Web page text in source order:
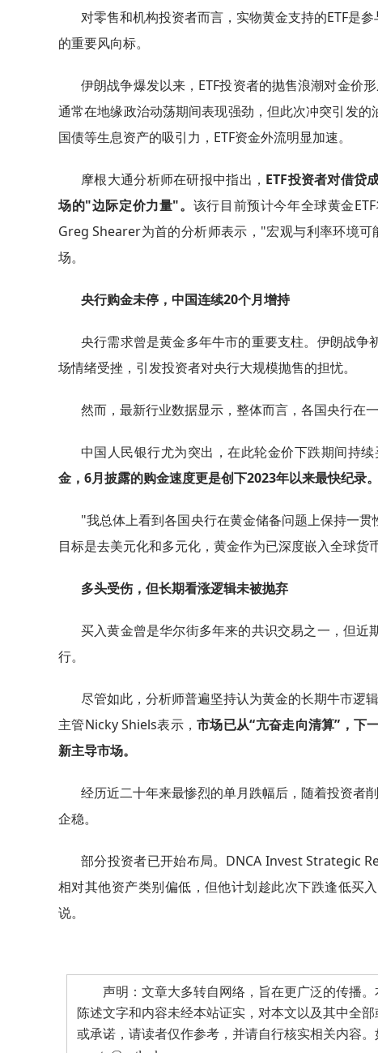
对零售和机构投资者而言，实物黄金支持的ETF是
的重要风向标。
伊朗战争爆发以来，ETF投资者的抛售浪潮对金价
通常在地缘政治动荡期间表现强劲，但此次冲突引发
国债等生息资产的吸引力，ETF资金外流明显加速。
摩根大通分析师在研报中指出， ETF投资者对借贷
场的"边际定价力量"。 该行目前预计今年全球黄金
Greg Shearer为首的分析师表示，"宏观与利率环境
场。
央行购金未停，中国连续20个月增持
央行需求曾是黄金多年牛市的重要支柱。伊朗战
场情绪受挫，引发投资者对央行大规模抛售的担忧。
然而，最新行业数据显示，整体而言，各国央行在
中国人民银行尤为突出，在此轮金价下跌期间持
金，6月披露的购金速度更是创下2023年以来最快纪录。
"我总体上看到各国央行在黄金储备问题上保持一
目标是去美元化和多元化，黄金作为已深度嵌入全球
多头受伤，但长期看涨逻辑未被抛弃
买入黄金曾是华尔街多年来的共识交易之一，但
行。
尽管如此，分析师普遍坚持认为黄金的长期牛市逻
主管Nicky Shiels表示，市场已从“亢奋走向清算”，下
新主导市场。
经历近二十年来最惨烈的单月跌幅后，随着投资者
企稳。
部分投资者已开始布局。DNCA Invest Strategic
相对其他资产类别偏低，但他计划趁此次下跌逢低买
说。
声明：文章大多转自网络，旨在更广泛的传播。
陈述文字和内容未经本站证实，对本文以及其中全
或承诺，请读者仅作参考，并请自行核实相关内容